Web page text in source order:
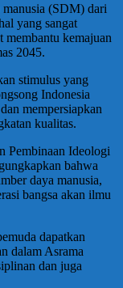
manusia (SDM) dari
yang sangat
membantu kemajuan
2045.
stimulus yang
Indonesia
mempersiapkan
kualitas.
Pembinaan Ideologi
bahwa
daya manusia,
bangsa akan ilmu
dapatkan
dalam Asrama
dan juga